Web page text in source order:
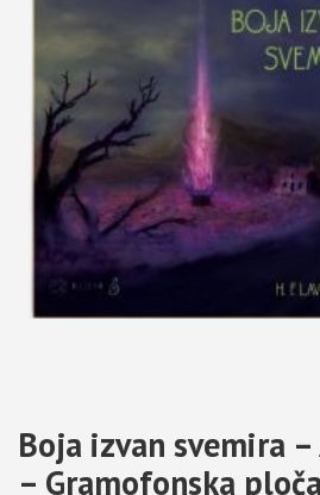
Boja izvan svemira
– Gramofonska ploča